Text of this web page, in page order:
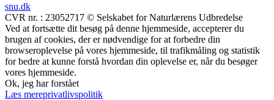
snu.dk
CVR nr. : 23052717 © Selskabet for Naturlærens Udbredelse
Ved at fortsætte dit besøg på denne hjemmeside, accepterer du
brugen af cookies, der er nødvendige for at forbedre din
browseroplevelse på vores hjemmeside, til trafikmåling og statistik
for bedre at kunne forstå hvordan din oplevelse er, når du besøger
vores hjemmeside.
Ok, jeg har forstået
Læs mereprivatlivspolitik